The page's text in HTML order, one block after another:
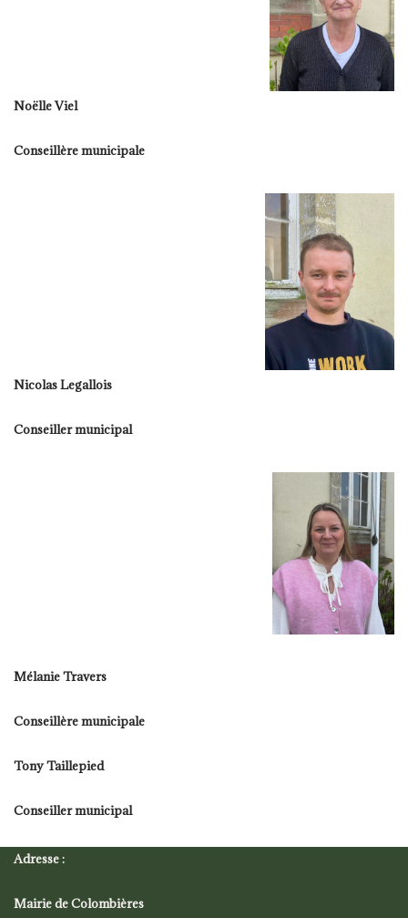
Noëlle Viel
Conseillère municipale
Nicolas Legallois
Conseiller municipal
Mélanie Travers
Conseillère municipale
Tony Taillepied
Conseiller municipal
Adresse :
Mairie de Colombières